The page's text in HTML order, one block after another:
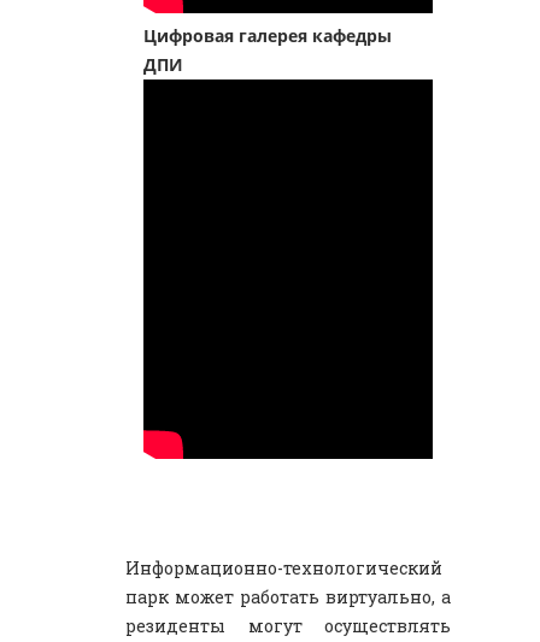
Цифровая галерея кафедры
ДПИ
Информационно-технологический
парк может работать виртуально, а
резиденты могут осуществлять